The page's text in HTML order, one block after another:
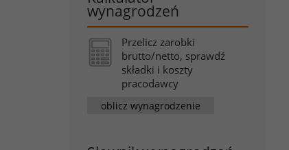
wynagrodzeń
Przelicz zarobki
brutto/netto, sprawdź
składki i koszty
pracodawcy
oblicz wynagrodzenie